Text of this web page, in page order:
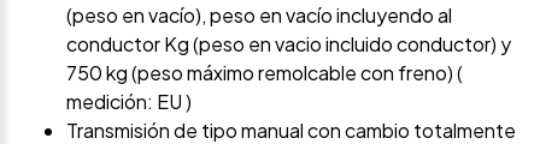
(peso en vacío), peso en vacío incluyendo al
conductor Kg (peso en vacio incluido conductor) y
750 kg (peso máximo remolcable con freno) (
medición: EU )
Transmisión de tipo manual con cambio totalmente